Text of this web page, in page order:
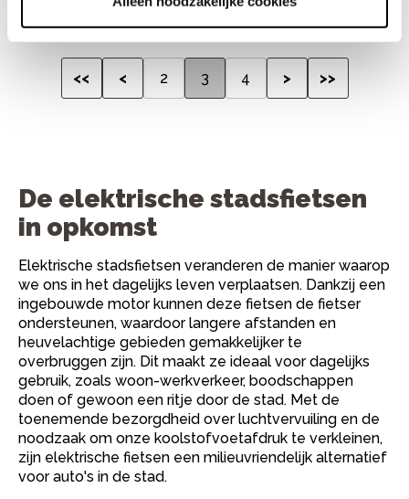
<< < 2 3 4 > >>
De elektrische stadsfietsen
in opkomst
Elektrische stadsfietsen veranderen de manier waarop
we ons in het dagelijks leven verplaatsen. Dankzij een
ingebouwde motor kunnen deze fietsen de fietser
ondersteunen, waardoor langere afstanden en
heuvelachtige gebieden gemakkelijker te
overbruggen zijn. Dit maakt ze ideaal voor dagelijks
gebruik, zoals woon-werkverkeer, boodschappen
doen of gewoon een ritje door de stad. Met de
toenemende bezorgdheid over luchtvervuiling en de
noodzaak om onze koolstofvoetafdruk te verkleinen,
zijn elektrische fietsen een milieuvriendelijk alternatief
voor auto's in de stad.